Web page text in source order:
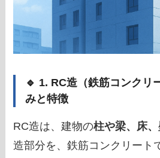
🔹 1. RC造（鉄筋コンクリ
みと特徴
RC造は、建物の柱や梁、床
造部分を、鉄筋コンクリート